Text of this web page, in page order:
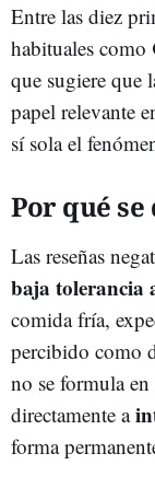
Entre las diez
habituales como
que sugiere que
papel relevante
sí sola el
Por qué se
Las reseñas
baja tolerancia
comida fría,
percibido como
no se formula en
directamente a
forma